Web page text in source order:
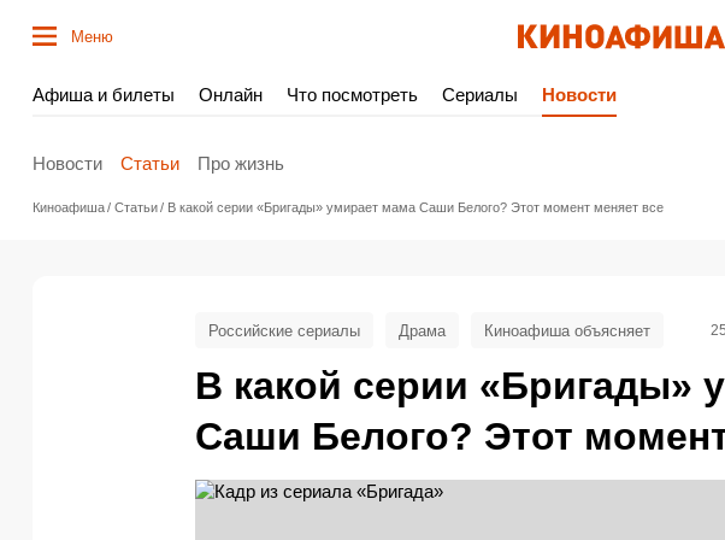
Меню
Афиша и билеты Онлайн Что посмотреть Сериалы Новости
Новости Статьи Про жизнь
Киноафиша Статьи В какой серии «Бригады» умирает мама Саши Белого? Этот момент меняет все
В какой серии «Бригады»
Саши Белого? Этот
Российские сериалы Драма Киноафиша объясняет